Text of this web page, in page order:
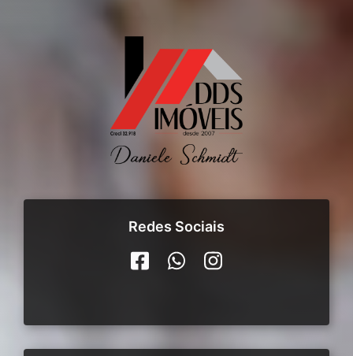
Redes Sociais